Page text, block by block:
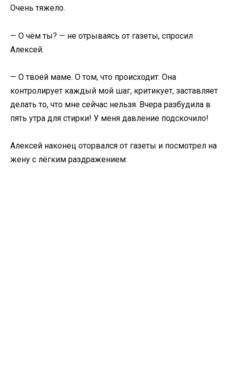
Очень тяжело.
— О чём ты? — не отрываясь от газеты, спросил
Алексей.
— О твоей маме. О том, что происходит. Она
контролирует каждый мой шаг, критикует, заставляет
делать то, что мне сейчас нельзя. Вчера разбудила в
пять утра для стирки! У меня давление подскочило!
Алексей наконец оторвался от газеты и посмотрел на
жену с лёгким раздражением: